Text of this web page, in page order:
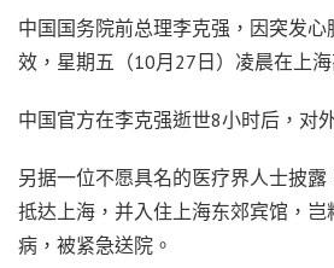
中国国务院前总理李克强，因突发
效，星期五（10月27日）凌晨在上
中国官方在李克强逝世8小时后，对
另据一位不愿具名的医疗界人士披
抵达上海，并入住上海东郊宾馆，
病，被紧急送院。